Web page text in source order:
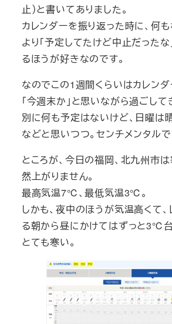
止）と書いてありました。
カレンダーを振り返った時に、何も
より「予定してたけど中止だったな
るほうが好きなのです。
なのでこの1週間くらいはカレン
「今週末か」と思いながら過ごして
別に何も予定はないけど、日曜は
などと思いつつ。センチメンタルで
ところが、今日の福岡、北九州市
然上がりません。
最高気温7℃、最低気温3℃。
しかも、夜中のほうが気温高くて
る朝から昼にかけてはずっと3℃台
とても寒い。